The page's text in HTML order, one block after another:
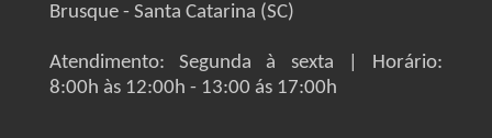
Brusque - Santa Catarina (SC)
Atendimento: Segunda à sexta | Horário:
8:00h às 12:00h - 13:00 ás 17:00h